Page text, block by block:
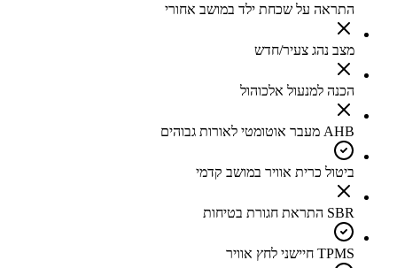
התראה על שכחת ילד במושב אחורי
מצב נהג צעיר/חדש
הכנה למנעול אלכוהול
AHB מעבר אוטומטי לאורות גבוהים
ביטול כרית אוויר במושב קדמי
SBR התראת חגורת בטיחות
TPMS חיישני לחץ אוויר